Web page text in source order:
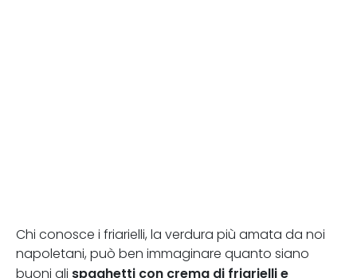
Chi conosce i friarielli, la verdura più amata da noi
napoletani, può ben immaginare quanto siano
buoni gli spaghetti con crema di friarielli e